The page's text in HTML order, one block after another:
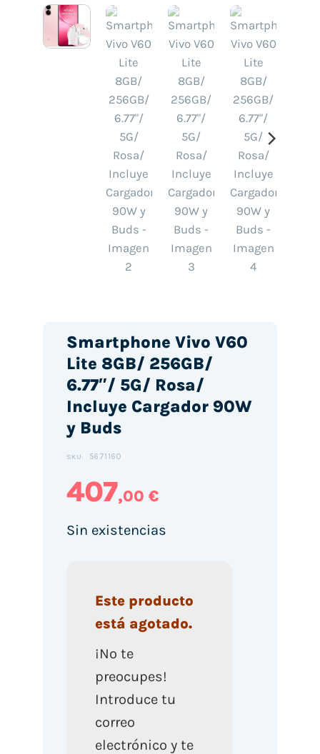
Smartphone Vivo V60
Lite 8GB/ 256GB/
6.77″/ 5G/ Rosa/
Incluye Cargador 90W
y Buds
SKU: 5671160
407,00 €
Sin existencias
Este producto
está agotado.
¡No te
preocupes!
Introduce tu
correo
electrónico y te